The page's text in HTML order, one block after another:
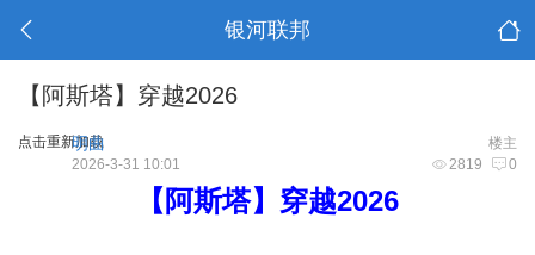
银河联邦
【阿斯塔】穿越2026
点击重新加载 楼主
明曲
2819 0
2026-3-31 10:01
【阿斯塔】穿越2026